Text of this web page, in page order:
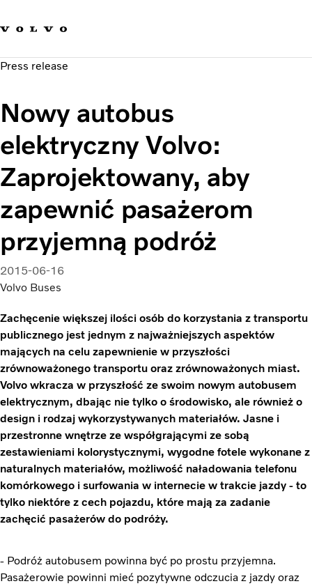
Sustainable Transportation
News & Media
About us
Press release
Nowy autobus
elektryczny Volvo:
Zaprojektowany, aby
zapewnić pasażerom
przyjemną podróż
2015-06-16
Volvo Buses
Zachęcenie większej ilości osób do korzystania z transportu
publicznego jest jednym z najważniejszych aspektów
mających na celu zapewnienie w przyszłości
zrównoważonego transportu oraz zrównoważonych miast.
Volvo wkracza w przyszłość ze swoim nowym autobusem
elektrycznym, dbając nie tylko o środowisko, ale również o
design i rodzaj wykorzystywanych materiałów. Jasne i
przestronne wnętrze ze współgrającymi ze sobą
zestawieniami kolorystycznymi, wygodne fotele wykonane z
naturalnych materiałów, możliwość naładowania telefonu
komórkowego i surfowania w internecie w trakcie jazdy - to
tylko niektóre z cech pojazdu, które mają za zadanie
zachęcić pasażerów do podróży.
- Podróż autobusem powinna być po prostu przyjemna.
Pasażerowie powinni mieć pozytywne odczucia z jazdy oraz